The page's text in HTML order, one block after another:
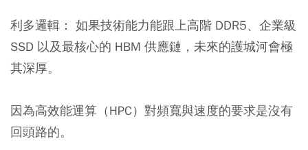
利多邏輯： 如果技術能力能跟上高階 DDR5、企業級
SSD 以及最核心的 HBM 供應鏈，未來的護城河會極
其深厚。
因為高效能運算（HPC）對頻寬與速度的要求是沒有
回頭路的。